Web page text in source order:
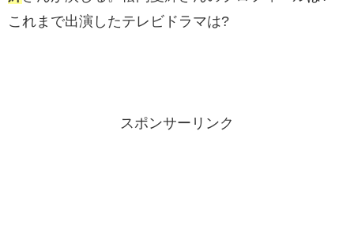
これまで出演したテレビドラマは?
スポンサーリンク